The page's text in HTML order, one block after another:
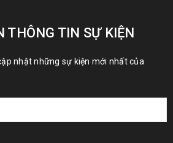
THÔNG TIN SỰ KIỆN
nhật những sự kiện mới nhất của